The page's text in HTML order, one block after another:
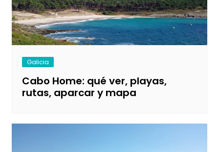
Galicia
Cabo Home: qué ver, playas,
rutas, aparcar y mapa